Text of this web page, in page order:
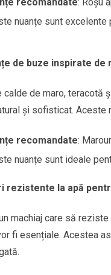
nuanțe sunt excelente
de buze inspirate de
calde de maro, teracotă
și sofisticat. Aceste
recomandate:
nuanțe sunt ideale
rezistente la apă
machiaj care să
fi esențiale. Acestea